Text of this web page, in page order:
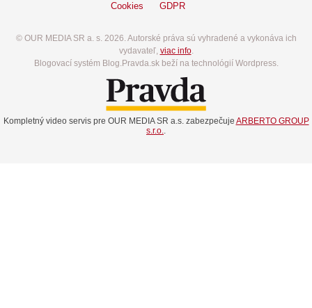
Cookies GDPR
© OUR MEDIA SR a. s. 2026. Autorské práva sú vyhradené a vykonáva ich
vydavateľ, viac info.
Blogovací systém Blog.Pravda.sk beží na technológií Wordpress.
Kompletný video servis pre OUR MEDIA SR a.s. zabezpečuje ARBERTO GROUP
s.r.o..